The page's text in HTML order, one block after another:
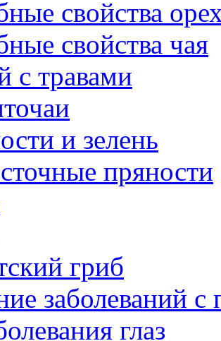
свойства
свойства чая
с травами
и зелень
пряности
гриб
заболеваний
глаз